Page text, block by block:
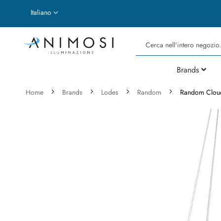
Lingua
Italiano
Cerca
Brands
Home Brands Lodes Random Random